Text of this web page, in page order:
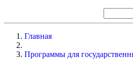
Главная
Программы для